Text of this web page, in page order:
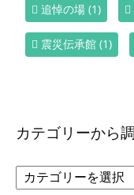
追悼の場 (1)
震災伝承館 (1)
カテゴリーから
カ
テ